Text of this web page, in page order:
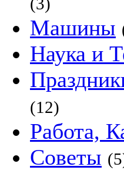
Машины
Наука и
(12)
Работа,
Советы